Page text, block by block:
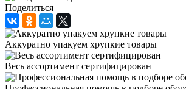
Поделиться
Аккуратно упакуем хрупкие товары
Весь ассортимент сертифицирован